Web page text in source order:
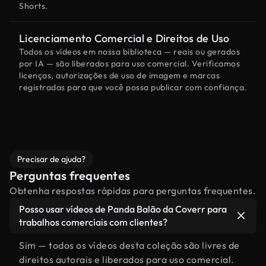
Shorts.
Licenciamento Comercial e Direitos de Uso
Todos os vídeos em nossa biblioteca — reais ou gerados
por IA — são liberados para uso comercial. Verificamos
licenças, autorizações de uso de imagem e marcas
registradas para que você possa publicar com confiança.
Precisar de ajuda?
Perguntas frequentes
Obtenha respostas rápidas para perguntas frequentes.
Posso usar vídeos de Panda Balão da Coverr para
trabalhos comerciais com clientes?
Sim — todos os vídeos desta coleção são livres de
direitos autorais e liberados para uso comercial.